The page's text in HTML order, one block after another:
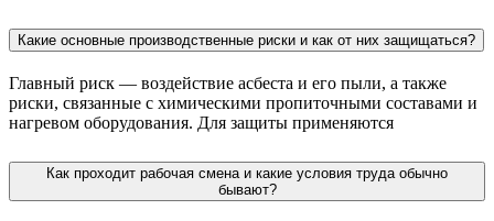
Какие основные производственные риски и как от них защищаться?
Главный риск — воздействие асбеста и его пыли, а также
риски, связанные с химическими пропиточными составами и
нагревом оборудования. Для защиты применяются
Как проходит рабочая смена и какие условия труда обычно
бывают?